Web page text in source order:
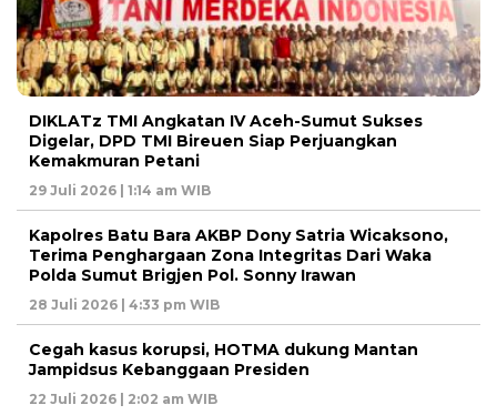
DIKLATz TMI Angkatan IV Aceh-Sumut Sukses
Digelar, DPD TMI Bireuen Siap Perjuangkan
Kemakmuran Petani
29 Juli 2026 | 1:14 am WIB
Kapolres Batu Bara AKBP Dony Satria Wicaksono,
Terima Penghargaan Zona Integritas Dari Waka
Polda Sumut Brigjen Pol. Sonny Irawan
28 Juli 2026 | 4:33 pm WIB
Cegah kasus korupsi, HOTMA dukung Mantan
Jampidsus Kebanggaan Presiden
22 Juli 2026 | 2:02 am WIB